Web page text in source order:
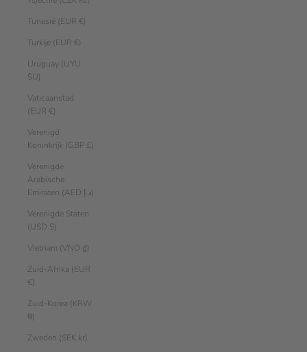
Tunesië (EUR €)
Turkije (EUR €)
Uruguay (UYU
$U)
Vaticaanstad
(EUR €)
Verenigd
Koninkrijk (GBP £)
Verenigde
Arabische
Emiraten (AED د.إ)
Verenigde Staten
(USD $)
Vietnam (VND ₫)
Zuid-Afrika (EUR
€)
Zuid-Korea (KRW
₩)
Zweden (SEK kr)